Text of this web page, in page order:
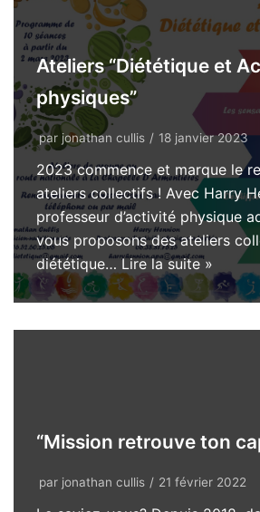
Ateliers “Diététique et
physiques”
par jonathan cullis 18 janvier 2023
2023 commence et marque le
ateliers collectifs ! Avec Harry
professeur d’activité physique
vous proposons des ateliers
diététique…Lire la suite »
“Mission retrouve ton
par jonathan cullis 21 février 2022